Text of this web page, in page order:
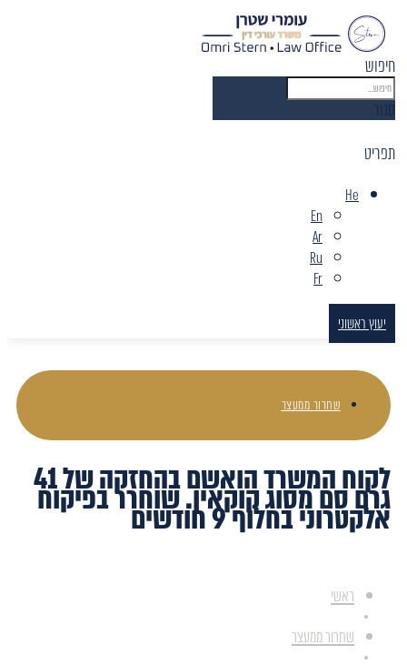
חיפוש
תפריט
He
En
Ar
Ru
Fr
יעוץ ראשוני
שחרור ממעצר
לקוח המשרד הואשם בהחזקה של 41
גרם סם מסוג קוקאין. שוחרר בפיקוח
אלקטרוני בחלוף 9 חודשים
ראשי
שחרור ממעצר